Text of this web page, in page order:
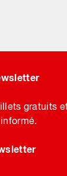
gratuits